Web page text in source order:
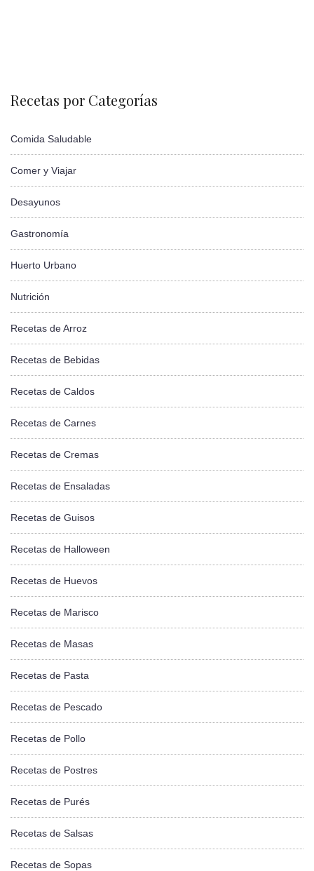
Recetas por Categorías
Comida Saludable
Comer y Viajar
Desayunos
Gastronomía
Huerto Urbano
Nutrición
Recetas de Arroz
Recetas de Bebidas
Recetas de Caldos
Recetas de Carnes
Recetas de Cremas
Recetas de Ensaladas
Recetas de Guisos
Recetas de Halloween
Recetas de Huevos
Recetas de Marisco
Recetas de Masas
Recetas de Pasta
Recetas de Pescado
Recetas de Pollo
Recetas de Postres
Recetas de Purés
Recetas de Salsas
Recetas de Sopas